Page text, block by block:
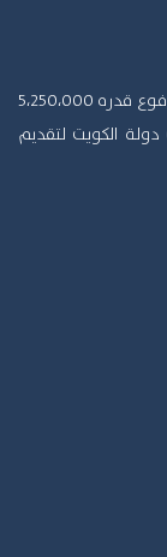
بدأت مسيرتنا في عام 2006 برأس مال مصرح به مدفوع قدره 5،250،000
الكويت لتقديم